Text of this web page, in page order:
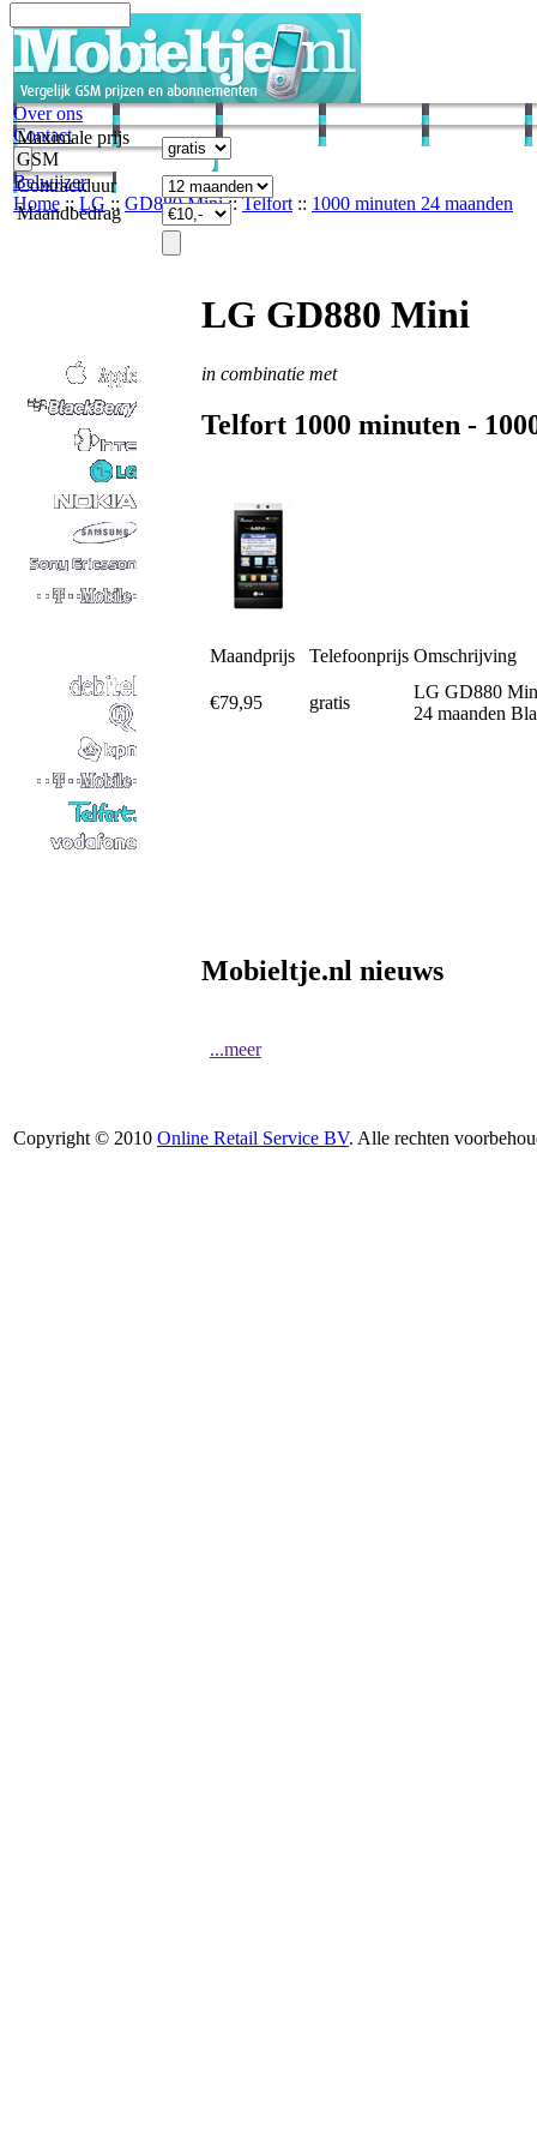
Over ons
Contact
Belwijzer
Home :: LG :: GD880 Mini::Telfort :: 1000 minuten 24 maanden
Maximale prijs
GSM
Contractduur
Maandbedrag
LG GD880 Mini
in combinatie met
Telfort 1000 minuten -
Maandprijs Telefoonprijs Omschrijving
€79,95 gratis
LG GD880
24 maanden
Mobieltje.nl nieuws
...meer
Copyright © 2010 Online Retail Service BV. Alle rechten